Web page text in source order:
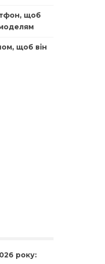
щоб
щоб він
року: